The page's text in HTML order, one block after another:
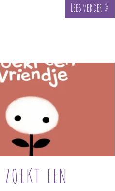
Lees verder »
EEN